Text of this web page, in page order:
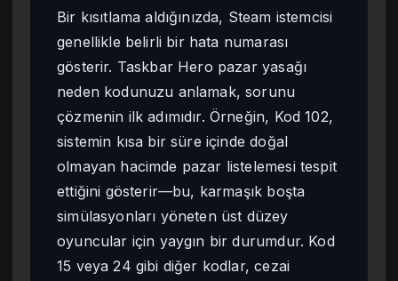
Bir kısıtlama aldığınızda, Steam istemcisi
genellikle belirli bir hata numarası
gösterir. Taskbar Hero pazar yasağı
neden kodunuzu anlamak, sorunu
çözmenin ilk adımıdır. Örneğin, Kod 102,
sistemin kısa bir süre içinde doğal
olmayan hacimde pazar listelemesi tespit
ettiğini gösterir—bu, karmaşık boşta
simülasyonları yöneten üst düzey
oyuncular için yaygın bir durumdur. Kod
15 veya 24 gibi diğer kodlar, cezai